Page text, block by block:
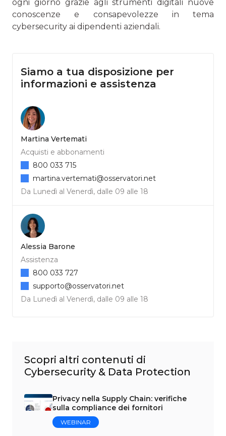
ogni giorno grazie agli strumenti digitali nuove
cono­scenze e consapevolezze in tema
cybersecurity ai dipendenti aziendali.
Siamo a tua disposizione per
informazioni e assistenza
Martina Vertemati
Acquisti e abbonamenti
Da Lunedì al Venerdì, dalle 09 alle 18
800 033 715
martina.vertemati@osservatori.net
Alessia Barone
Assistenza
Da Lunedì al Venerdì, dalle 09 alle 18
800 033 727
supporto@osservatori.net
Scopri altri contenuti di
Cybersecurity & Data Protection
Privacy nella Supply Chain: verifiche
sulla compliance dei fornitori
WEBINAR